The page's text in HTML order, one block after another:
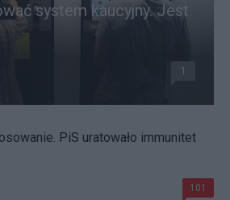
system kaucyjny. Jest
1
PiS uratowało immunitet
101